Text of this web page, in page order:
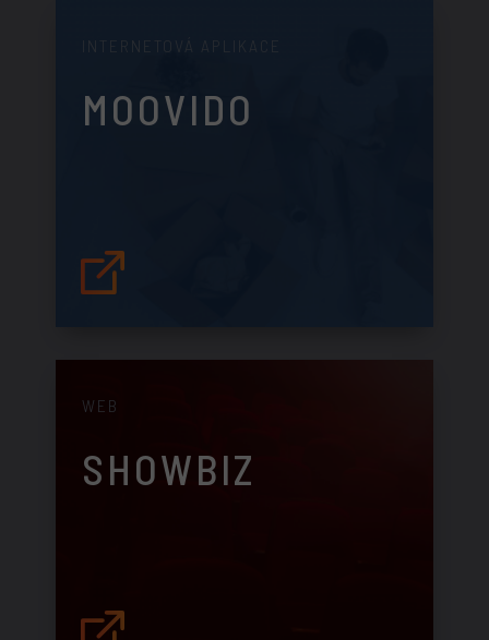
INTERNETOVÁ APLIKACE
MOOVIDO
WEB
SHOWBIZ